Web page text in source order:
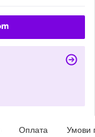
Оплата Умови